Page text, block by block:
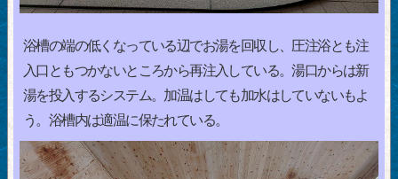
浴槽の端の低くなっている辺でお湯を回収し、圧注浴とも注
入口ともつかないところから再注入している。湯口からは新
湯を投入するシステム。加温はしても加水はしていないもよ
う。浴槽内は適温に保たれている。